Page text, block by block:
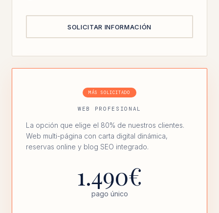
SOLICITAR INFORMACIÓN
MÁS SOLICITADO
WEB PROFESIONAL
La opción que elige el 80% de nuestros clientes.
Web multi-página con carta digital dinámica,
reservas online y blog SEO integrado.
1.490€
pago único